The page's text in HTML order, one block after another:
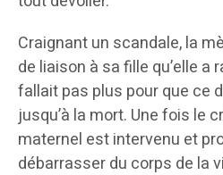
Craignant un scandale, la
de liaison à sa fille qu’elle a
fallait pas plus pour que ce
jusqu’à la mort. Une fois le
maternel est intervenu et
débarrasser du corps de la